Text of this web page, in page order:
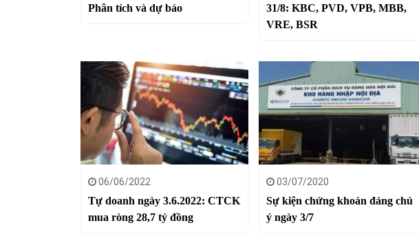
Phân tích và dự báo
31/8: KBC, PVD, VPB, MBB,
VRE, BSR
06/06/2022
Tự doanh ngày 3.6.2022: CTCK
mua ròng 28,7 tỷ đồng
03/07/2020
Sự kiện chứng khoán đáng chú
ý ngày 3/7